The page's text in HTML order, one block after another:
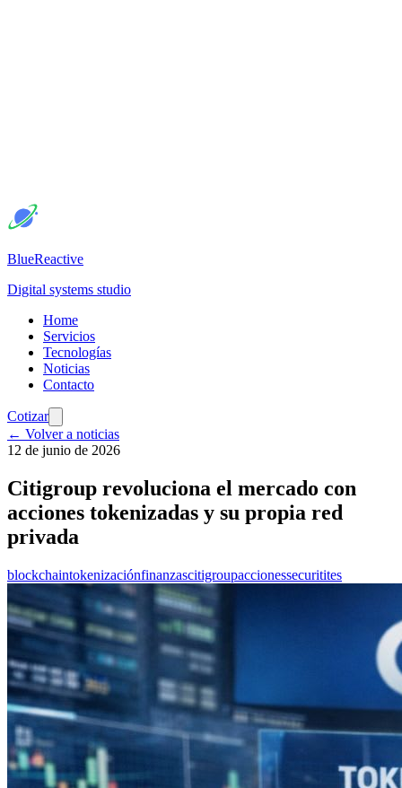
BlueReactive
Digital systems studio
Home
Servicios
Tecnologías
Noticias
Contacto
Cotizar
← Volver a noticias
12 de junio de 2026
Citigroup revoluciona el mercado con
acciones tokenizadas y su propia red
privada
blockchaintokenizaciónfinanzascitigroupaccionessecuritites